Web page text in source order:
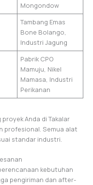
Mongondow
Tambang Emas
Bone Bolango,
Industri Jagung
Pabrik CPO
Mamuju, Nikel
Mamasa, Industri
Perikanan
Anda di Takalar
profesional. Semua alat
standar industri.
kebutuhan
pengiriman dan after-